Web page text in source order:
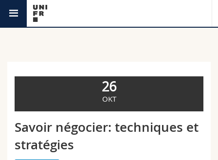
Universität
Wirtschafts- und Sozialwissenschaftliche Fak.
Studierende
Ressourcen
Personenverzeichnis
26
OKT
Savoir négocier: techniques et
stratégies